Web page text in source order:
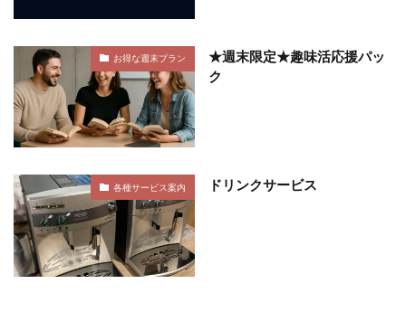
お得な週末プラン
★週末限定★趣味活応援パッ
ク
各種サービス案内 ドリンクサービス